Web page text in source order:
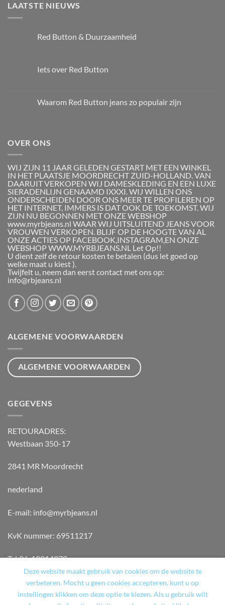
LAATSTE NIEUWS
Red Button & Duurzaamheid
Iets over Red Button
Waarom Red Button jeans zo populair zijn
OVER ONS
WIJ ZIJN 11 JAAR GELEDEN GESTART MET EEN WINKEL
IN HET PLAATSJE MOORDRECHT ZUID-HOLLAND. VAN
DAARUIT VERKOPEN WIJ DAMESKLEDING EN EEN LUXE
SIERADENLIJN GENAAMD IXXXI. WIJ WILLEN ONS
ONDERSCHEIDEN DOOR ONS MEER TE PROFILEREN OP
HET INTERNET, IMMERS IS DAT OOK DE TOEKOMST. WIJ
ZIJN NU BEGONNEN MET ONZE WEBSHOP
www.myrbjeans.nl WAAR WIJ UITSLUITEND JEANS VOOR
VROUWEN VERKOPEN. BLIJF OP DE HOOGTE VAN AL
ONZE ACTIES OP FACEBOOK,INSTAGRAM,EN ONZE
WEBSHOP WWW.MYRBJEANS.NL Let Op!!
U dient zelf de retour kosten te betalen (dus let goed op
welke maat u kiest ).
Twijfelt u, neem dan eerst contact met ons op:
info@rbjeans.nl
ALGEMENE VOORWAARDEN
ALGEMENE VOORWAARDEN
GEGEVENS
RETOURADRES:
Westbaan 350-17
2841 MR Moordrecht
nederland
E-mail: info@myrbjeans.nl
KvK nummer: 69511217
Tel:06-18814970
Deze website maakt gebruik van cookies om de website te
verbeteren. Mocht u geen cookies accepteren, kunt u op
instellingen klikken om deze optie te kiezen. Als u gebruik wilt